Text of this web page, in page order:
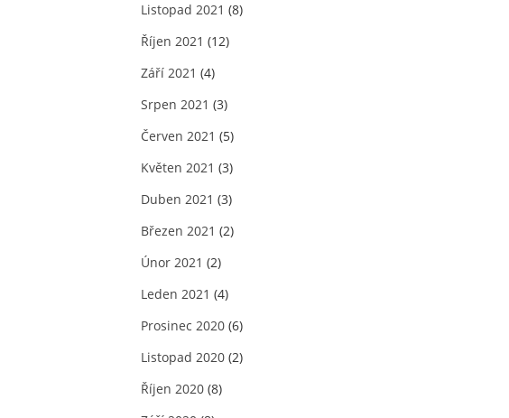
Listopad 2021 (8)
Říjen 2021 (12)
Září 2021 (4)
Srpen 2021 (3)
Červen 2021 (5)
Květen 2021 (3)
Duben 2021 (3)
Březen 2021 (2)
Únor 2021 (2)
Leden 2021 (4)
Prosinec 2020 (6)
Listopad 2020 (2)
Říjen 2020 (8)